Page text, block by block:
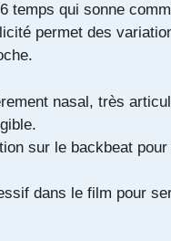
temps qui sonne
permet des
nasal, très
sur le backbeat
dans le film pour